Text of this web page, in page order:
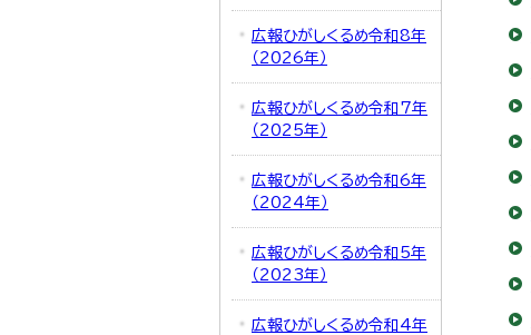
広報ひがしくるめ令和8年
（2026年）
広報ひがしくるめ令和7年
（2025年）
広報ひがしくるめ令和6年
（2024年）
広報ひがしくるめ令和5年
（2023年）
広報ひがしくるめ令和4年